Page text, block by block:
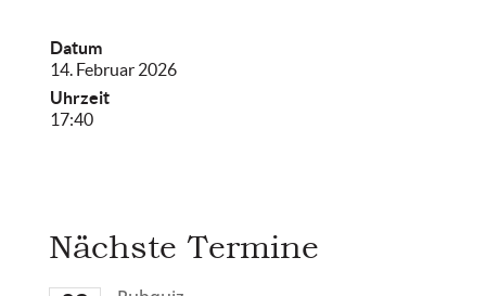
Datum
14. Februar 2026
Uhrzeit
17:40
Nächste Termine